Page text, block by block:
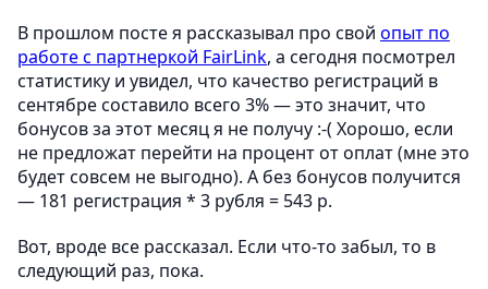
В прошлом посте я рассказывал про свой опыт по
работе с партнеркой FairLink, а сегодня посмотрел
статистику и увидел, что качество регистраций в
сентябре составило всего 3% — это значит, что
бонусов за этот месяц я не получу :-( Хорошо, если
не предложат перейти на процент от оплат (мне это
будет совсем не выгодно). А без бонусов получится
— 181 регистрация * 3 рубля = 543 р.
Вот, вроде все рассказал. Если что-то забыл, то в
следующий раз, пока.